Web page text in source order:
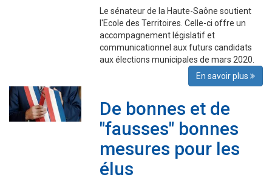
Le sénateur de la Haute-Saône soutient
l'Ecole des Territoires. Celle-ci offre un
accompagnement législatif et
communicationnel aux futurs candidats
aux élections municipales de mars 2020.
En savoir plus
De bonnes et de
"fausses" bonnes
mesures pour les
élus